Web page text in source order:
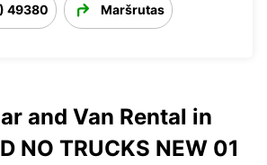
49380 Maršrutas
and Van Rental in
NO TRUCKS NEW 01